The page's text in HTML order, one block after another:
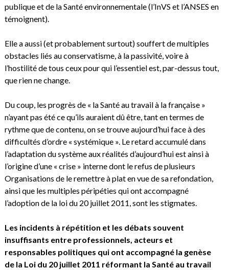
publique et de la Santé environnementale (l’InVS et l’ANSES en
témoignent).
Elle a aussi (et probablement surtout) souffert de multiples
obstacles liés au conservatisme, à la passivité, voire à
l’hostilité de tous ceux pour qui l’essentiel est, par-dessus tout,
que rien ne change.
Du coup, les progrès de « la Santé au travail à la française »
n’ayant pas été ce qu’ils auraient dû être, tant en termes de
rythme que de contenu, on se trouve aujourd’hui face à des
difficultés d’ordre « systémique ». Le retard accumulé dans
l’adaptation du système aux réalités d’aujourd’hui est ainsi à
l’origine d’une « crise » interne dont le refus de plusieurs
Organisations de le remettre à plat en vue de sa refondation,
ainsi que les multiples péripéties qui ont accompagné
l’adoption de la loi du 20 juillet 2011, sont les stigmates.
Les incidents à répétition et les débats souvent
insuffisants entre professionnels, acteurs et
responsables politiques qui ont accompagné la genèse
de la Loi du 20 juillet 2011 réformant la Santé au travail